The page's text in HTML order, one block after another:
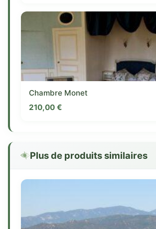
Chambre Monet
210,00 €
Plus de produits similaires